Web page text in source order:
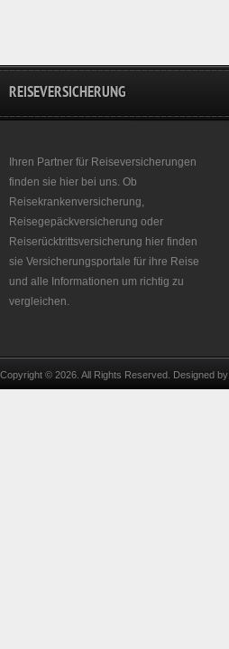
REISEVERSICHERUNG
Ihren Partner für Reiseversicherungen
finden sie hier bei uns. Ob
Reisekrankenversicherung,
Reisegepäckversicherung oder
Reiserücktrittsversicherung hier finden
sie Versicherungsportale für ihre Reise
und alle Informationen um richtig zu
vergleichen.
Copyright © 2026. All Rights Reserved. Designed by